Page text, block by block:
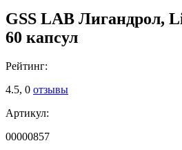
GSS LAB Лигандрол,
60 капсул
Рейтинг:
4.5, 0 отзывы
Артикул:
00000857